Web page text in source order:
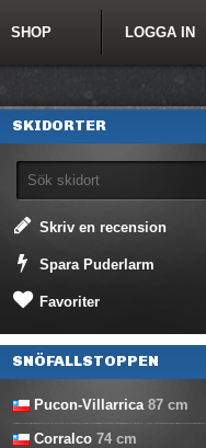
LOGGA IN
SHOP
SKIDORTER
Skriv en recension
Spara Puderlarm
Favoriter
SNÖFALLSTOPPEN
Pucon-Villarrica87 cm
Corralco 74 cm